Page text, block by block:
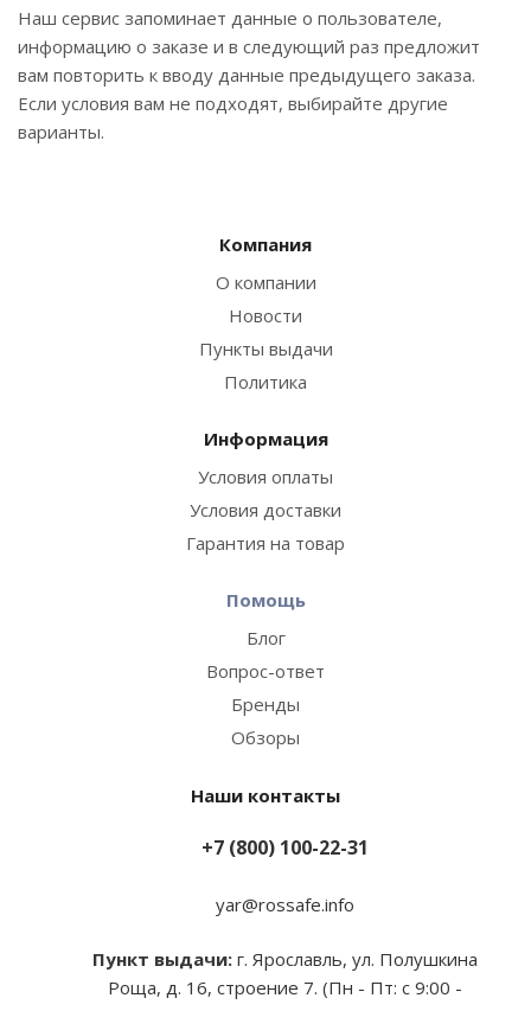
Наш сервис запоминает данные о пользователе,
информацию о заказе и в следующий раз предложит
вам повторить к вводу данные предыдущего заказа.
Если условия вам не подходят, выбирайте другие
варианты.
Компания
О компании
Новости
Пункты выдачи
Политика
Информация
Условия оплаты
Условия доставки
Гарантия на товар
Помощь
Блог
Вопрос-ответ
Бренды
Обзоры
Наши контакты
+7 (800) 100-22-31
yar@rossafe.info
Пункт выдачи:г. Ярославль, ул. Полушкина
Роща, д. 16, строение 7. (Пн - Пт: с 9:00 -